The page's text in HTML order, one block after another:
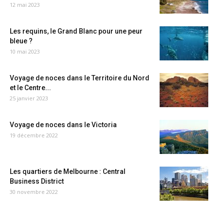
12 mai 2023
Les requins, le Grand Blanc pour une peur
bleue ?
10 mai 2023
Voyage de noces dans le Territoire du Nord
et le Centre...
25 janvier 2023
Voyage de noces dans le Victoria
19 décembre 2022
Les quartiers de Melbourne : Central
Business District
30 novembre 2022